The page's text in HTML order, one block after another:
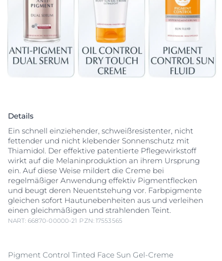
Details
Ein schnell einziehender, schweißresistenter, nicht
fettender und nicht klebender Sonnenschutz mit
Thiamidol. Der effektive patentierte Pflegewirkstoff
wirkt auf die Melaninproduktion an ihrem Ursprung
ein. Auf diese Weise mildert die Creme bei
regelmäßiger Anwendung effektiv Pigmentflecken
und beugt deren Neuentstehung vor. Farbpigmente
gleichen sofort Hautunebenheiten aus und verleihen
einen gleichmäßigen und strahlenden Teint.
NART: 66870-00000-21 PZN: 17553565
Pigment Control Tinted Face Sun Gel-Creme